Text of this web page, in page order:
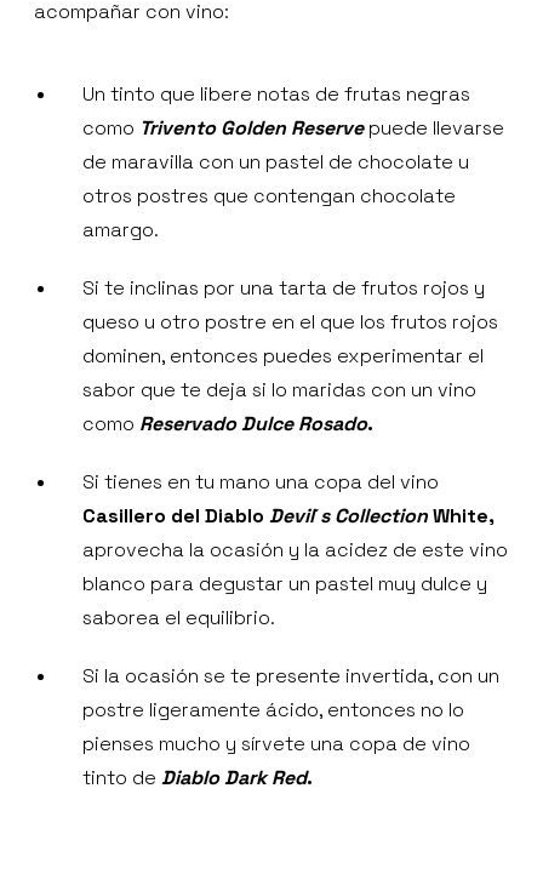
acompañar con vino:
Un tinto que libere notas de frutas negras
como Trivento Golden Reservepuede llevarse
de maravilla con un pastel de chocolate u
otros postres que contengan chocolate
amargo.
Si te inclinas por una tarta de frutos rojos y
queso u otro postre en el que los frutos rojos
dominen, entonces puedes experimentar el
sabor que te deja si lo maridas con un vino
como ReservadoDulce Rosado.
Si tienes en tu mano una copa del vino
Casillero del Diablo Devil´s CollectionWhite,
aprovecha la ocasión y la acidez de este vino
blanco para degustar un pastel muy dulce y
saborea el equilibrio.
Si la ocasión se te presente invertida, con un
postre ligeramente ácido, entonces no lo
pienses mucho y sírvete una copa de vino
tinto de Diablo Dark Red.